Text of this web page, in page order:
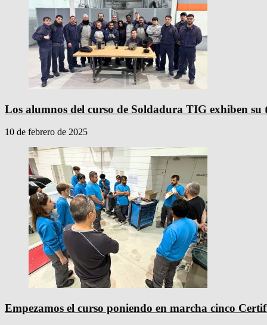
Los alumnos del curso de Soldadura TIG exhiben su
10 de febrero de 2025
Empezamos el curso poniendo en marcha cinco